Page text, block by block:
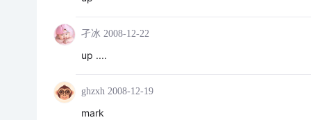
孑冰 2008-12-22
up ....
ghzxh 2008-12-19
mark